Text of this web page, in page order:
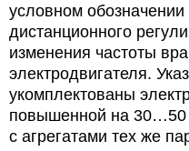
условном
дистанционного
изменения частоты
электродвигателя.
укомплектованы
повышенной на 30…50
с агрегатами тех же